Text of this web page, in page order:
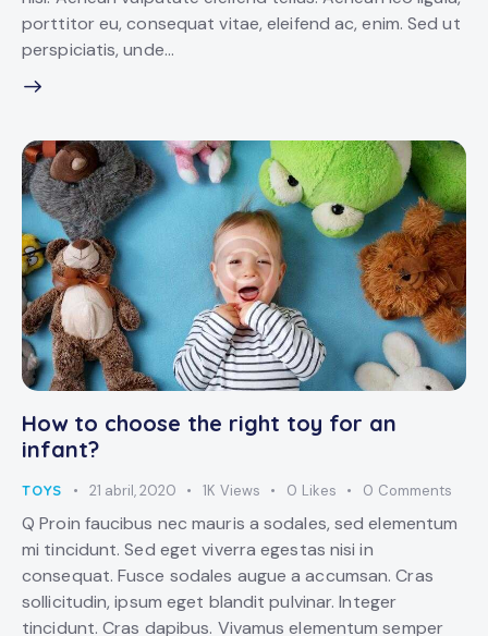
porttitor eu, consequat vitae, eleifend ac, enim. Sed ut
perspiciatis, unde…
How to choose the right toy for an
infant?
TOYS 21 abril, 2020 1K Views 0 Likes 0 Comments
Q Proin faucibus nec mauris a sodales, sed elementum
mi tincidunt. Sed eget viverra egestas nisi in
consequat. Fusce sodales augue a accumsan. Cras
sollicitudin, ipsum eget blandit pulvinar. Integer
tincidunt. Cras dapibus. Vivamus elementum semper